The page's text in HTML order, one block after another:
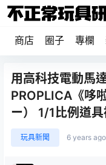
商店 圈子 專欄
用高科技電動馬
PROPLICA《哆
ー） 1/1比例道
玩具新聞 6 years ago